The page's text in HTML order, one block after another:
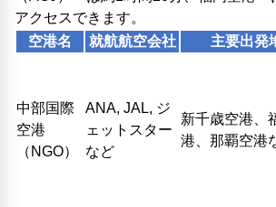
アクセスできます。
空港名
就航航空会社 主要出発
中部国際
空港
（NGO）
ANA, JAL, ジ
ェットスター
など
新千歳空港、
港、那覇空港